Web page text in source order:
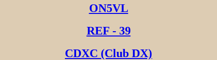
ON5VL
REF - 39
CDXC (Club DX)